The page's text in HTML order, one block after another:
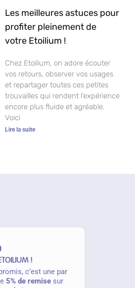
Les meilleures astuces pour
profiter pleinement de
votre Etoilium !
Chez Etoilium, on adore écouter
vos retours, observer vos usages
et repartager toutes ces petites
trouvailles qui rendent l’expérience
encore plus fluide et agréable.
Voici
Lire la suite
!
c’est une par
5% de remisesur